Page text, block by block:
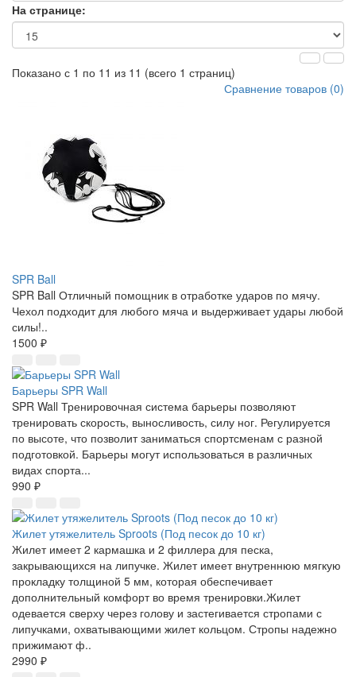
На странице:
Показано с 1 по 11 из 11 (всего 1 страниц)
Сравнение товаров (0)
SPR Ball
SPR Ball Отличный помощник в отработке ударов по мячу.
Чехол подходит для любого мяча и выдерживает удары любой
силы!..
1500 ₽
Барьеры SPR Wall
SPR Wall Тренировочная система барьеры позволяют
тренировать скорость, выносливость, силу ног. Регулируется
по высоте, что позволит заниматься спортсменам с разной
подготовкой. Барьеры могут использоваться в различных
видах спорта...
990 ₽
Жилет утяжелитель Sproots (Под песок до 10 кг)
Жилет имеет 2 кармашка и 2 филлера для песка,
закрывающихся на липучке. Жилет имеет внутреннюю мягкую
прокладку толщиной 5 мм, которая обеспечивает
дополнительный комфорт во время тренировки.Жилет
одевается сверху через голову и застегивается стропами с
липучками, охватывающими жилет кольцом. Стропы надежно
прижимают ф..
2990 ₽